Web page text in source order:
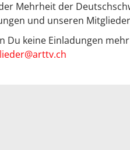
Mehrheit der
und unseren
Du keine Einladungen